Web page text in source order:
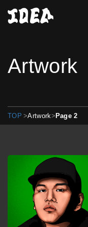
Artwork
TOP >Artwork> Page 2